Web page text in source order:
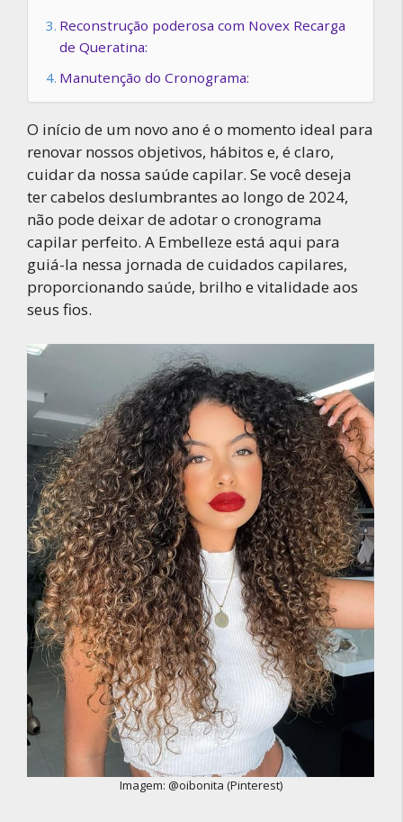
Reconstrução poderosa com Novex Recarga
de Queratina:
Manutenção do Cronograma:
O início de um novo ano é o momento ideal para
renovar nossos objetivos, hábitos e, é claro,
cuidar da nossa saúde capilar. Se você deseja
ter cabelos deslumbrantes ao longo de 2024,
não pode deixar de adotar o cronograma
capilar perfeito. A Embelleze está aqui para
guiá-la nessa jornada de cuidados capilares,
proporcionando saúde, brilho e vitalidade aos
seus fios.
Imagem: @oibonita (Pinterest)